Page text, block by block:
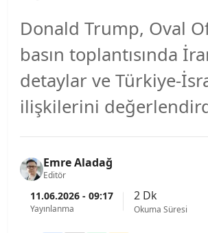
Donald Trump, Oval
basın toplantısında
detaylar ve Türkiye-
ilişkilerini
Emre Aladağ
Editör
11.06.2026 - 09:17
Yayınlanma
2 Dk
Okuma Süresi